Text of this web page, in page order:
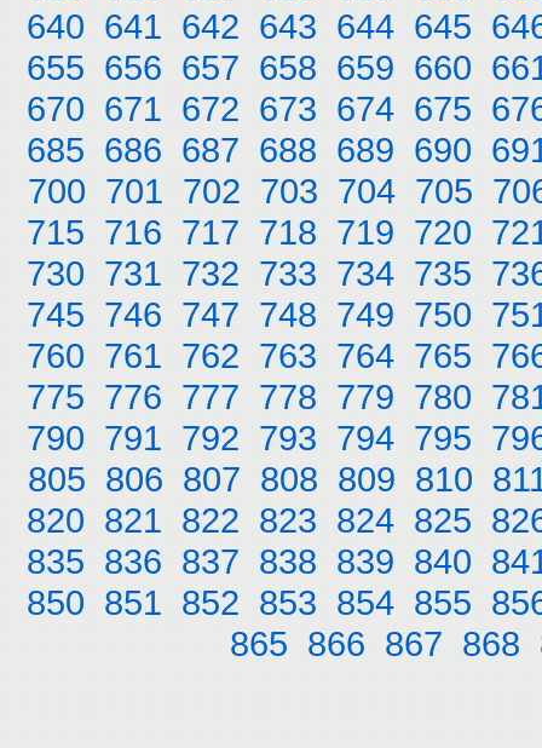
640 641 642 643 644 645
655 656 657 658 659 660
670 671 672 673 674 675
685 686 687 688 689 690
700 701 702 703 704 705
715 716 717 718 719 720
730 731 732 733 734 735
745 746 747 748 749 750
760 761 762 763 764 765
775 776 777 778 779 780
790 791 792 793 794 795
805 806 807 808 809 810
820 821 822 823 824 825
835 836 837 838 839 840
850 851 852 853 854 855
865 866 867 868